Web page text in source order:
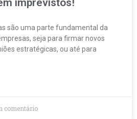
imprevistos!
são uma parte fundamental da
seja para firmar novos
estratégicas, ou até para
comentário